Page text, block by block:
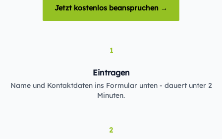
Jetzt kostenlos beanspruchen →
1
Eintragen
Name und Kontaktdaten ins Formular unten - dauert unter 2
Minuten.
2